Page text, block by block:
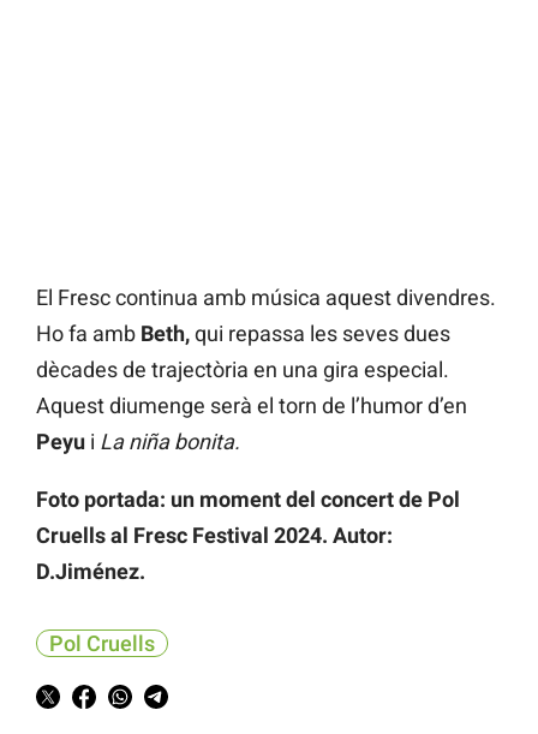
El Fresc continua amb música aquest divendres.
Ho fa amb Beth,qui repassa les seves dues
dècades de trajectòria en una gira especial.
Aquest diumenge serà el torn de l’humor d’en
Peyu i La niña bonita.
Foto portada: un moment del concert de Pol
Cruells al Fresc Festival 2024. Autor:
D.Jiménez.
Pol Cruells